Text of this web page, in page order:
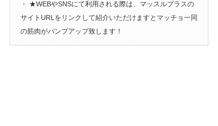
・ ★WEBやSNSにて利用される際は、マッスルプラスの
サイトURLをリンクして紹介いただけますとマッチョ一同
の筋肉がパンプアップ致します！